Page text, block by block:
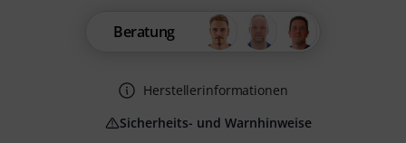
Beratung
Herstellerinformationen
Sicherheits- und Warnhinweise